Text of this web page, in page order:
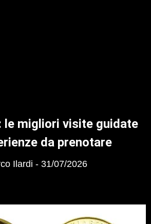
le migliori visite guidate
da prenotare
Ilardi 31/07/2026